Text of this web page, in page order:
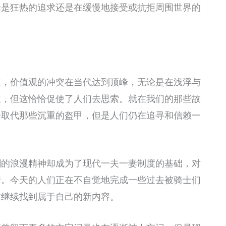
狂热的追求还是在缓慢地接受或抗拒周围世界的
价值观的冲突在当代达到顶峰，无论是在浅浮与
但这恰恰促使了人们去思索。就在我们的那些故
代那些沉重的盔甲，但是人们仍在追寻和信赖一
浪漫精神却成为了现代一夫一妻制度的基础，对
今天的人们正在不自觉地完成一些过去被骑士们
续找到属于自己的新内容。